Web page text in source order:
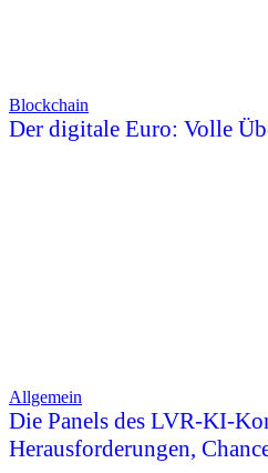
Blockchain
Der digitale Euro: Volle
Allgemein
Die Panels des LVR-KI-
Herausforderungen,